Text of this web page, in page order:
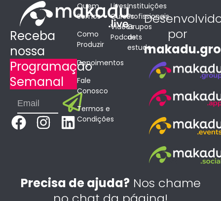
Receba
nossa
Programação
Semanal
Submit
F
b
I
a
L
e
d
Quem
Somos
Como
Produzir
Depoimentos
Fale
Conosco
Termos e
Condições
Lives
Cursos
Vídeos
Podcasts
Instituições
Profissionais
Grupos
de
estudo
por
Precisa de ajuda?Nos chame